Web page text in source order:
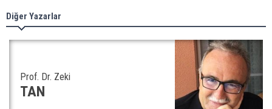
Diğer Yazarlar
Prof. Dr. Zeki
TAN